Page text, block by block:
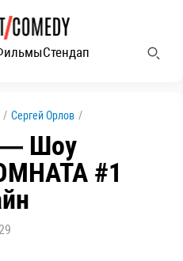
Стендап
/ Сергей Орлов /
— Шоу
#1
29